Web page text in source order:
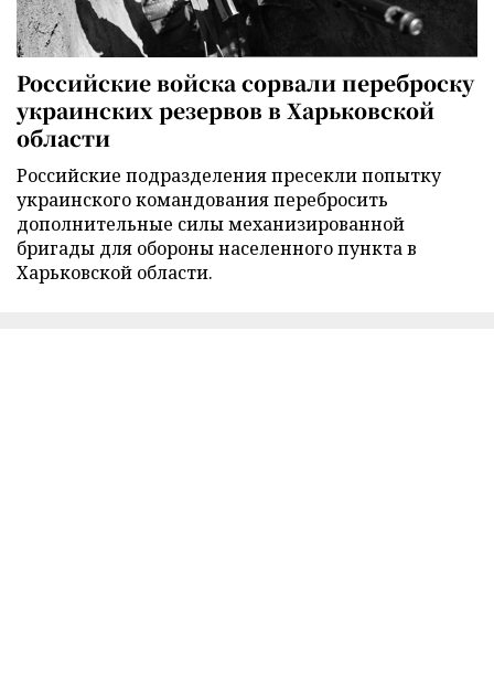
Российские войска сорвали переброску
украинских резервов в Харьковской
области
Российские подразделения пресекли попытку
украинского командования перебросить
дополнительные силы механизированной
бригады для обороны населенного пункта в
Харьковской области.